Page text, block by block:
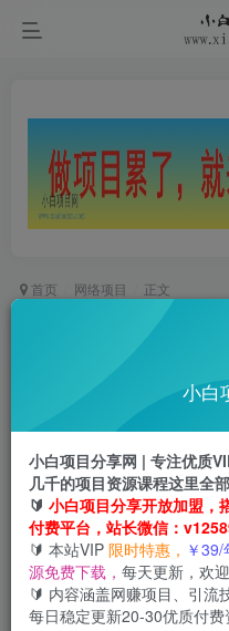
首页 网络项目 正文
2025全网最全推文玩
1年前更新
此内容为会员免费，请付费
云币
会员免费
小白
小白项目分享网 | 专注优质
几千的项目资源课程这里全
🔰 小白项目分享开放加盟，
付费平台，站长微信：
🔰 本站VIP 限时特惠， ￥
源免费下载， 每天更新，欢
🔰 内容涵盖网赚项目、引流
每日稳定更新20-30优质付费